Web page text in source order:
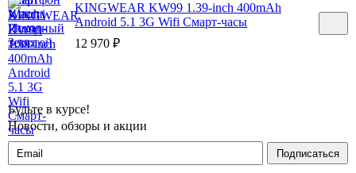
KINGWEAR KW99 1.39-inch 400mAh
Android 5.1 3G Wifi Смарт-часы
12 970 ₽
Будьте в курсе!
Новости, обзоры и акции
Подписаться